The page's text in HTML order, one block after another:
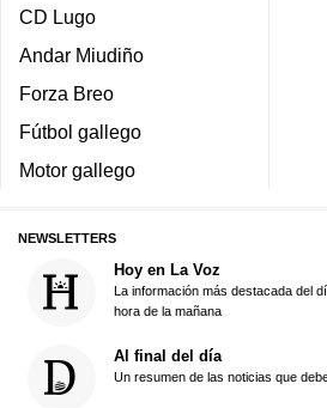
CD Lugo
Andar Miudiño
Forza Breo
Fútbol gallego
Motor gallego
NEWSLETTERS
Hoy en La Voz
La información más destacada del
hora de la mañana
Al final del día
Un resumen de las noticias que